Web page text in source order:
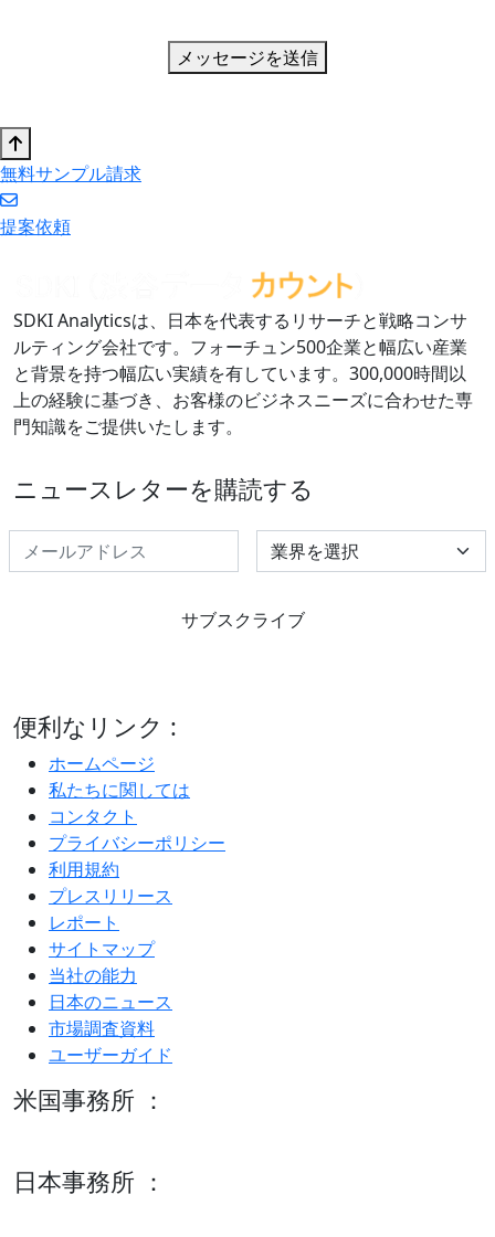
メッセージを送信
無料サンプル請求
提案依頼
SDKI Analyticsは、日本を代表するリサーチと戦略コンサ
ルティング会社です。フォーチュン500企業と幅広い産業
と背景を持つ幅広い実績を有しています。300,000時間以
上の経験に基づき、お客様のビジネスニーズに合わせた専
門知識をご提供いたします。
ニュースレターを購読する
Select Industry
サブスクライブ
便利なリンク :
ホームページ
私たちに関しては
コンタクト
プライバシーポリシー
利用規約
プレスリリース
レポート
サイトマップ
当社の能力
日本のニュース
市場調査資料
ユーザーガイド
米国事務所 ：
日本事務所 ：